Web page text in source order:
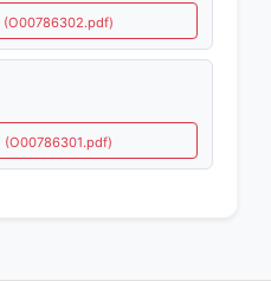
(O00786302.pdf)
(O00786301.pdf)